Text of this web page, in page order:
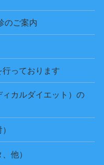
のご案内
っております
カルダイエット）の
他）